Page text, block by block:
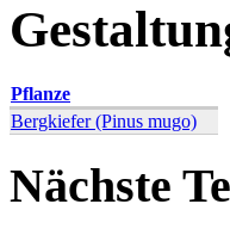
Pflanze
Bergkiefer (Pinus mugo)
Nächste